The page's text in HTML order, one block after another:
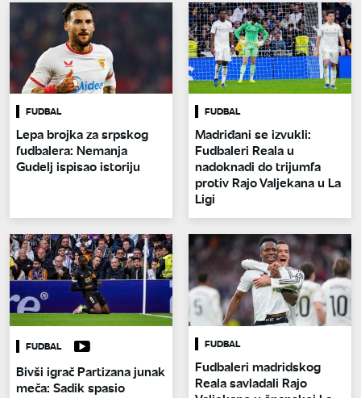
FUDBAL
Lepa brojka za srpskog
fudbalera: Nemanja
Gudelj ispisao istoriju
FUDBAL
Madriđani se izvukli:
Fudbaleri Reala u
nadoknadi do trijumfa
protiv Rajo Valjekana u La
Ligi
FUDBAL
Bivši igrač Partizana junak
meča: Sadik spasio
FUDBAL
Fudbaleri madridskog
Reala savladali Rajo